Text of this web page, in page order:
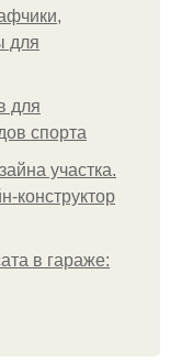
для
для
спорта
участка.
конструктор
в гараже: